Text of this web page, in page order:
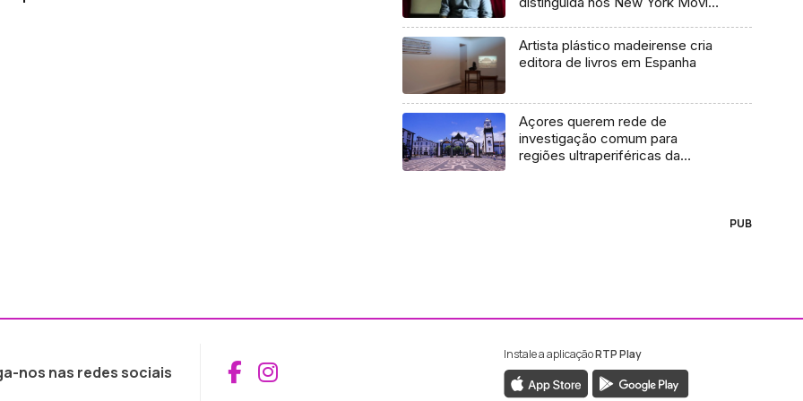
Artista plástico madeirense cria
editora de livros em Espanha
Açores querem rede de
investigação comum para
regiões ultraperiféricas da
PUB
nos nas redes sociais Aceder ao Facebook da RTP Madeira
Aceder ao Instagram da RTP Madeira
Instale a aplicaçãoRTP Play